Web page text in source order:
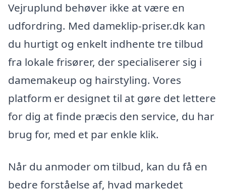
Vejruplund behøver ikke at være en
udfordring. Med dameklip-priser.dk kan
du hurtigt og enkelt indhente tre tilbud
fra lokale frisører, der specialiserer sig i
damemakeup og hairstyling. Vores
platform er designet til at gøre det lettere
for dig at finde præcis den service, du har
brug for, med et par enkle klik.
Når du anmoder om tilbud, kan du få en
bedre forståelse af, hvad markedet